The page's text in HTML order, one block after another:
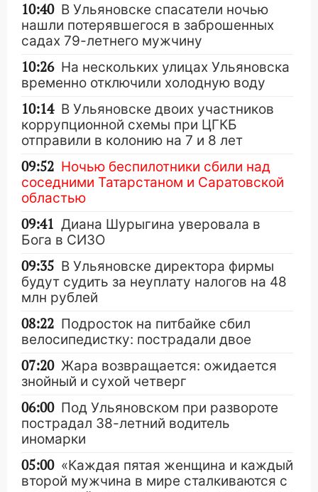
10:40 В Ульяновске спасатели ночью
нашли потерявшегося в заброшенных
садах 79-летнего мужчину
10:26 На нескольких улицах Ульяновска
временно отключили холодную воду
10:14 В Ульяновске двоих участников
коррупционной схемы при ЦГКБ
отправили в колонию на 7 и 8 лет
09:52 Ночью беспилотники сбили над
соседними Татарстаном и Саратовской
областью
09:41 Диана Шурыгина уверовала в
Бога в СИЗО
09:35 В Ульяновске директора фирмы
будут судить за неуплату налогов на 48
млн рублей
08:22 Подросток на питбайке сбил
велосипедистку: пострадали двое
07:20 Жара возвращается: ожидается
знойный и сухой четверг
06:00 Под Ульяновском при развороте
пострадал 38-летний водитель
иномарки
05:00 «Каждая пятая женщина и каждый
второй мужчина в мире сталкиваются с